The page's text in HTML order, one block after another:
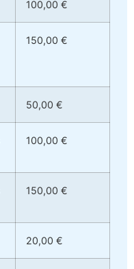
100,00 €
150,00 €
50,00 €
100,00 €
150,00 €
20,00 €